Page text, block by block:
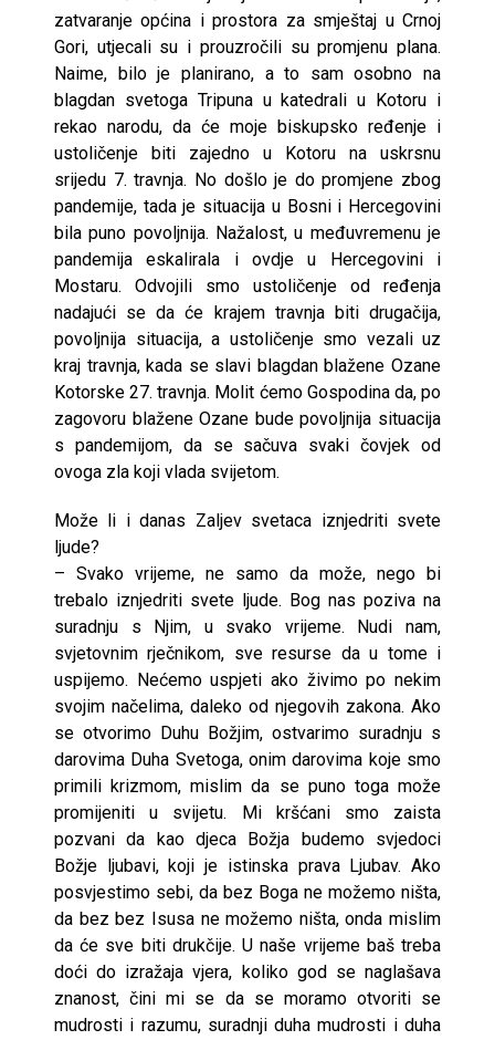
zatvaranje općina i prostora za smještaj u Crnoj
Gori, utjecali su i prouzročili su promjenu plana.
Naime, bilo je planirano, a to sam osobno na
blagdan svetoga Tripuna u katedrali u Kotoru i
rekao narodu, da će moje biskupsko ređenje i
ustoličenje biti zajedno u Kotoru na uskrsnu
srijedu 7. travnja. No došlo je do promjene zbog
pandemije, tada je situacija u Bosni i Hercegovini
bila puno povoljnija. Nažalost, u međuvremenu je
pandemija eskalirala i ovdje u Hercegovini i
Mostaru. Odvojili smo ustoličenje od ređenja
nadajući se da će krajem travnja biti drugačija,
povoljnija situacija, a ustoličenje smo vezali uz
kraj travnja, kada se slavi blagdan blažene Ozane
Kotorske 27. travnja. Molit ćemo Gospodina da, po
zagovoru blažene Ozane bude povoljnija situacija
s pandemijom, da se sačuva svaki čovjek od
ovoga zla koji vlada svijetom.
Može li i danas Zaljev svetaca iznjedriti svete
ljude?
– Svako vrijeme, ne samo da može, nego bi
trebalo iznjedriti svete ljude. Bog nas poziva na
suradnju s Njim, u svako vrijeme. Nudi nam,
svjetovnim rječnikom, sve resurse da u tome i
uspijemo. Nećemo uspjeti ako živimo po nekim
svojim načelima, daleko od njegovih zakona. Ako
se otvorimo Duhu Božjim, ostvarimo suradnju s
darovima Duha Svetoga, onim darovima koje smo
primili krizmom, mislim da se puno toga može
promijeniti u svijetu. Mi kršćani smo zaista
pozvani da kao djeca Božja budemo svjedoci
Božje ljubavi, koji je istinska prava Ljubav. Ako
posvjestimo sebi, da bez Boga ne možemo ništa,
da bez bez Isusa ne možemo ništa, onda mislim
da će sve biti drukčije. U naše vrijeme baš treba
doći do izražaja vjera, koliko god se naglašava
znanost, čini mi se da se moramo otvoriti se
mudrosti i razumu, suradnji duha mudrosti i duha